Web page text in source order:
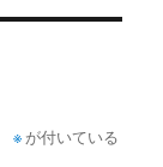
※が付いている